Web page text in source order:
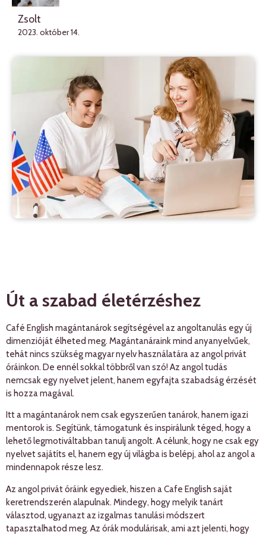
Zsolt
2023. október 14.
Út a szabad életérzéshez
Café English magántanárok segítségével az angoltanulás egy új
dimenzióját élheted meg. Magántanáraink mind anyanyelvűek,
tehát nincs szükség magyar nyelv használatára az angol privát
óráinkon. De ennél sokkal többről van szó! Az angol tudás
nemcsak egy nyelvet jelent, hanem egyfajta szabadság érzését
is hozza magával.
Itt a magántanárok nem csak egyszerűen tanárok, hanem igazi
mentorok is. Segítünk, támogatunk és inspirálunk téged, hogy a
lehető legmotiváltabban tanulj angolt. A célunk, hogy ne csak egy
nyelvet sajátíts el, hanem egy új világba is belépj, ahol az angol a
mindennapok része lesz.
Az angol privát óráink egyediek, hiszen a Cafe English saját
keretrendszerén alapulnak. Mindegy, hogy melyik tanárt
választod, ugyanazt az izgalmas tanulási módszert
tapasztalhatod meg. Az órák modulárisak, ami azt jelenti, hogy